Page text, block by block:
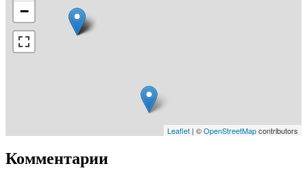
−
Leaflet | ©OpenStreetMapcontributors
Комментарии